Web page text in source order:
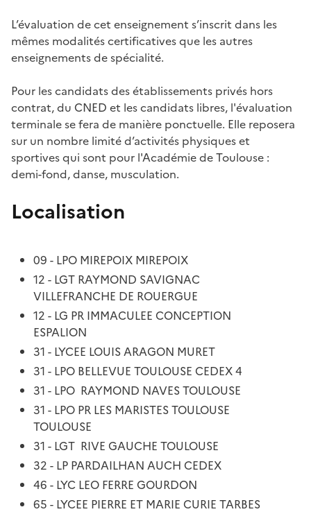
L’évaluation de cet enseignement s’inscrit dans les
mêmes modalités certificatives que les autres
enseignements de spécialité.
Pour les candidats des établissements privés hors
contrat, du CNED et les candidats libres, l'évaluation
terminale se fera de manière ponctuelle. Elle reposera
sur un nombre limité d’activités physiques et
sportives qui sont pour l'Académie de Toulouse :
demi-fond, danse, musculation.
Localisation
09 - LPO MIREPOIX MIREPOIX
12 - LGT RAYMOND SAVIGNAC
VILLEFRANCHE DE ROUERGUE
12 - LG PR IMMACULEE CONCEPTION
ESPALION
31 - LYCEE LOUIS ARAGON MURET
31 - LPO BELLEVUE TOULOUSE CEDEX 4
31 - LPO RAYMOND NAVES TOULOUSE
31 - LPO PR LES MARISTES TOULOUSE
TOULOUSE
31 - LGT RIVE GAUCHE TOULOUSE
32 - LP PARDAILHAN AUCH CEDEX
46 - LYC LEO FERRE GOURDON
65 - LYCEE PIERRE ET MARIE CURIE TARBES